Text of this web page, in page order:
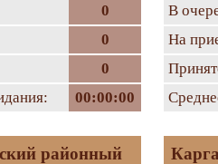
0
0
0
00:00:00
В
На
районный